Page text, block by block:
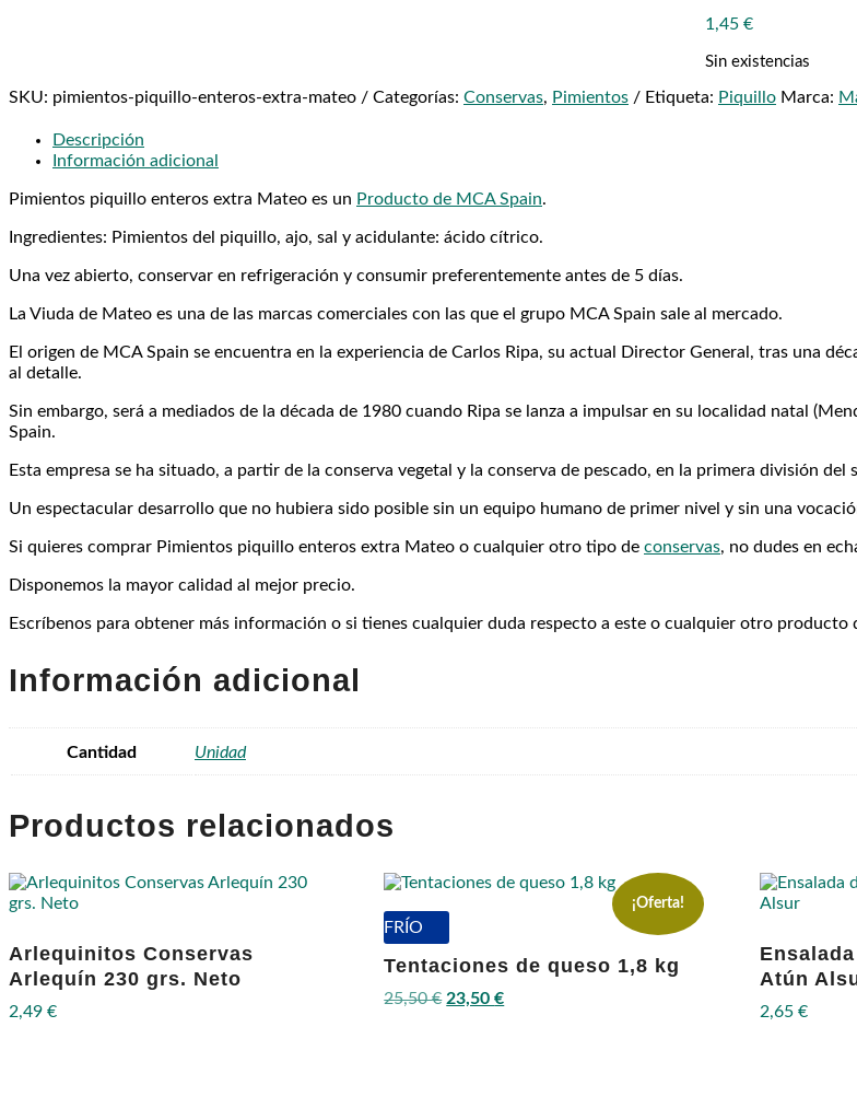
1,45€
Sin existencias
SKU: pimientos-piquillo-enteros-extra-mateo Categorías: Conservas, Pimientos Etiqueta: Piquillo Marca:
Descripción
Información adicional
Pimientos piquillo enteros extra Mateo es un Producto de MCA Spain.
Ingredientes: Pimientos del piquillo, ajo, sal y acidulante: ácido cítrico.
Una vez abierto, conservar en refrigeración y consumir preferentemente antes de 5 días.
La Viuda de Mateo es una de las marcas comerciales con las que el grupo MCA Spain sale al mercado.
El origen de MCA Spain se encuentra en la experiencia de Carlos Ripa, su actual Director General, tras una
al detalle.
Sin embargo, será a mediados de la década de 1980 cuando Ripa se lanza a impulsar en su localidad natal
Spain.
Esta empresa se ha situado, a partir de la conserva vegetal y la conserva de pescado, en la primera división
Un espectacular desarrollo que no hubiera sido posible sin un equipo humano de primer nivel y sin una
Si quieres comprar Pimientos piquillo enteros extra Mateo o cualquier otro tipo de conservas, no dudes en
Disponemos la mayor calidad al mejor precio.
Escríbenos para obtener más información o si tienes cualquier duda respecto a este o cualquier otro producto
Información adicional
Cantidad Unidad
Productos relacionados
Arlequinitos Conservas
Arlequín 230 grs. Neto
2,49 €
¡Oferta!
FRÍO
Tentaciones de queso 1,8 kg
25,50€ El
23,50€El
Atún
2,65 €